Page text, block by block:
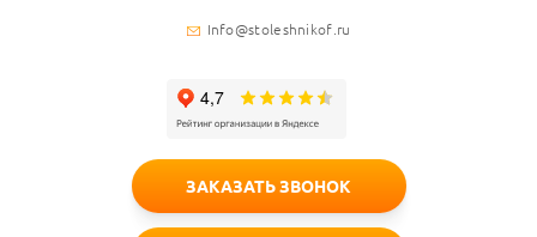
Info@stoleshnikof.ru
ЗАКАЗАТЬ ЗВОНОК